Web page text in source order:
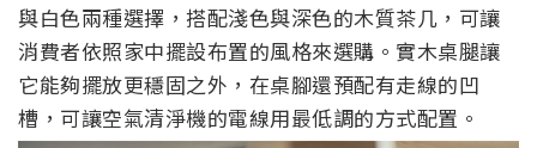
與白色兩種選擇，搭配淺色與深色的木質茶几，可讓
消費者依照家中擺設布置的風格來選購。實木桌腿讓
它能夠擺放更穩固之外，在桌腳還預配有走線的凹
槽，可讓空氣清淨機的電線用最低調的方式配置。